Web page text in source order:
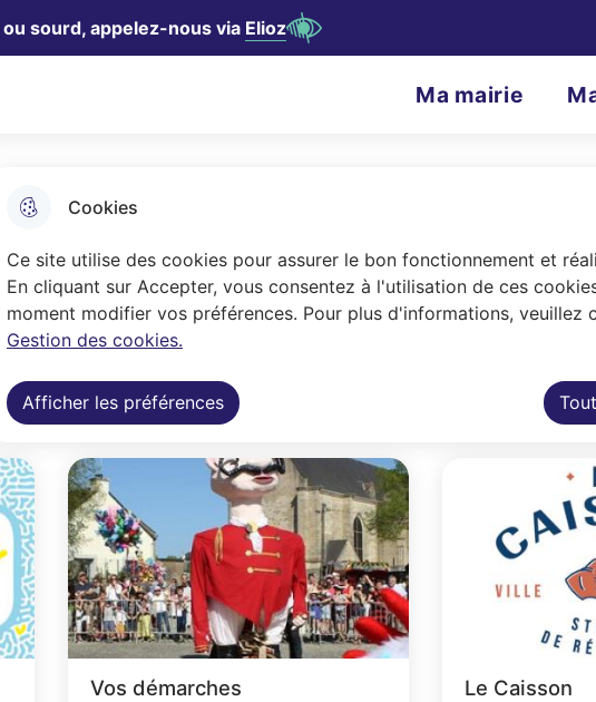
Cookies
Ce site utilise des cookies pour assurer le bon fonctionnement et
En cliquant sur Accepter, vous consentez à l'utilisation de ces
moment modifier vos préférences. Pour plus d'informations, veuillez
Gestion des cookies.
Afficher les préférences
Aller au contenu principal
sourd, appelez-nous via Elioz
Menu principal
N
g
a
t
n
p
r
i
n
c
Ma mairie
Vie associative
230 associations. Le service Vie
votre interlocuteur privilégié pour
Vos démarches Le Caisson